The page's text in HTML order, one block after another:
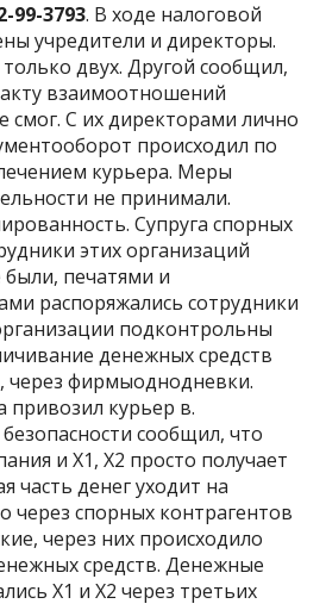
99-3793. В ходе налоговой
учредители и директоры.
двух. Другой сообщил,
взаимоотношений
смог. С их директорами лично
происходил по
курьера. Меры
не принимали.
Супруга спорных
этих организаций
были, печатями и
распоряжались сотрудники
подконтрольны
денежных средств
через фирмыоднодневки.
привозил курьер в.
сообщил, что
и Х1, Х2 просто получает
часть денег уходит на
через спорных контрагентов
через них происходило
средств. Денежные
Х1 и Х2 через третьих